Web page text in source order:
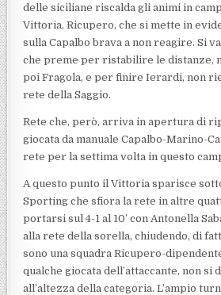
delle siciliane riscalda gli animi in
Vittoria, Ricupero, che si mette in
sulla Capalbo brava a non reagire. Si
che preme per ristabilire le distanze,
poi Fragola, e per finire Ierardi, non
rete della Saggio.
Rete che, però, arriva in apertura di
giocata da manuale Capalbo-Marino-
rete per la settima volta in questo
A questo punto il Vittoria sparisce
Sporting che sfiora la rete in altre
portarsi sul 4-1 al 10’ con Antonella
alla rete della sorella, chiudendo, di
sono una squadra Ricupero-
qualche giocata dell’attaccante, non si
all’altezza della categoria. L’ampio